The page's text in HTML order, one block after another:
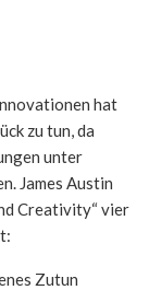
hat
zu tun, da
unter
James Austin
Creativity“ vier
Zutun